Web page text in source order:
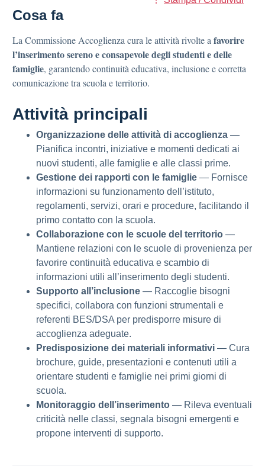
Cosa fa
La Commissione Accoglienza cura le attività rivolte a favorire
l’inserimento sereno e consapevole degli studenti e delle
famiglie, garantendo continuità educativa, inclusione e corretta
comunicazione tra scuola e territorio.
Attività principali
Organizzazione delle attività di accoglienza —
Pianifica incontri, iniziative e momenti dedicati ai
nuovi studenti, alle famiglie e alle classi prime.
Gestione dei rapporti con le famiglie — Fornisce
informazioni su funzionamento dell’istituto,
regolamenti, servizi, orari e procedure, facilitando il
primo contatto con la scuola.
Collaborazione con le scuole del territorio —
Mantiene relazioni con le scuole di provenienza per
favorire continuità educativa e scambio di
informazioni utili all’inserimento degli studenti.
Supporto all’inclusione — Raccoglie bisogni
specifici, collabora con funzioni strumentali e
referenti BES/DSA per predisporre misure di
accoglienza adeguate.
Predisposizione dei materiali informativi — Cura
brochure, guide, presentazioni e contenuti utili a
orientare studenti e famiglie nei primi giorni di
scuola.
Monitoraggio dell’inserimento — Rileva eventuali
criticità nelle classi, segnala bisogni emergenti e
propone interventi di supporto.